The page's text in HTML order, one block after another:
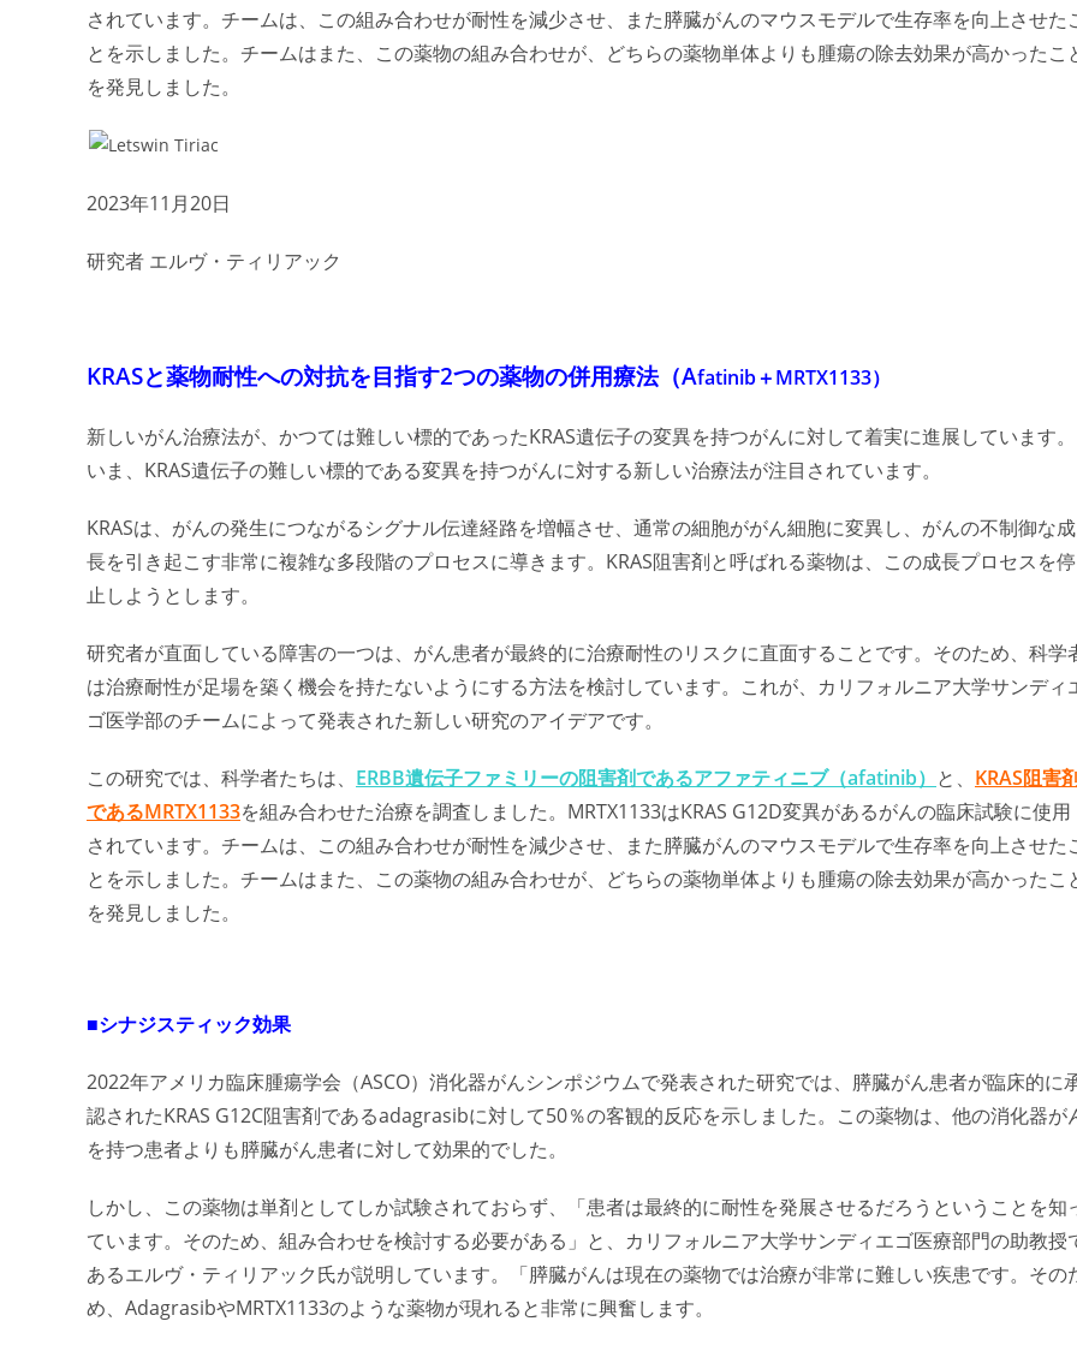
されています。チームは、この組み合わせが耐性を減少させ、また膵臓がんのマウスモデルで生存率を向上させた
とを示しました。チームはまた、この薬物の組み合わせが、どちらの薬物単体よりも腫瘍の除去効果が高かったこ
を発見しました。
2023年11月20日
研究者 エルヴ・ティリアック
KRASと薬物耐性への対抗を目指す2つの薬物の併用療法（Afatinib＋MRTX1133）
新しいがん治療法が、かつては難しい標的であったKRAS遺伝子の変異を持つがんに対して着実に進展しています。
いま、KRAS遺伝子の難しい標的である変異を持つがんに対する新しい治療法が注目されています。
KRASは、がんの発生につながるシグナル伝達経路を増幅させ、通常の細胞ががん細胞に変異し、がんの不制御な成
長を引き起こす非常に複雑な多段階のプロセスに導きます。KRAS阻害剤と呼ばれる薬物は、この成長プロセスを停
止しようとします。
研究者が直面している障害の一つは、がん患者が最終的に治療耐性のリスクに直面することです。そのため、科学
は治療耐性が足場を築く機会を持たないようにする方法を検討しています。これが、カリフォルニア大学サンディ
ゴ医学部のチームによって発表された新しい研究のアイデアです。
この研究では、科学者たちは、 ERBB遺伝子ファミリーの阻害剤であるアファティニブ（afatinib） と、 KRAS阻害
であるMRTX1133を組み合わせた治療を調査しました。MRTX1133はKRAS G12D変異があるがんの臨床試験に使用
されています。チームは、この組み合わせが耐性を減少させ、また膵臓がんのマウスモデルで生存率を向上させた
とを示しました。チームはまた、この薬物の組み合わせが、どちらの薬物単体よりも腫瘍の除去効果が高かったこ
を発見しました。
■シナジスティック効果
2022年アメリカ臨床腫瘍学会（ASCO）消化器がんシンポジウムで発表された研究では、膵臓がん患者が臨床的に
認されたKRAS G12C阻害剤であるadagrasibに対して50％の客観的反応を示しました。この薬物は、他の消化器が
を持つ患者よりも膵臓がん患者に対して効果的でした。
しかし、この薬物は単剤としてしか試験されておらず、「患者は最終的に耐性を発展させるだろうということを知
ています。そのため、組み合わせを検討する必要がある」と、カリフォルニア大学サンディエゴ医療部門の助教授
あるエルヴ・ティリアック氏が説明しています。「膵臓がんは現在の薬物では治療が非常に難しい疾患です。その
め、AdagrasibやMRTX1133のような薬物が現れると非常に興奮します。